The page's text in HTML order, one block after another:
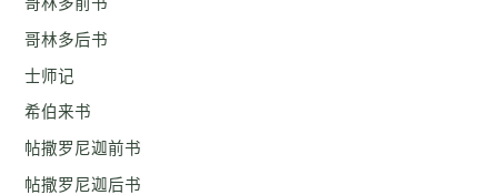
哥林多前书
哥林多后书
士师记
希伯来书
帖撒罗尼迦前书
帖撒罗尼迦后书